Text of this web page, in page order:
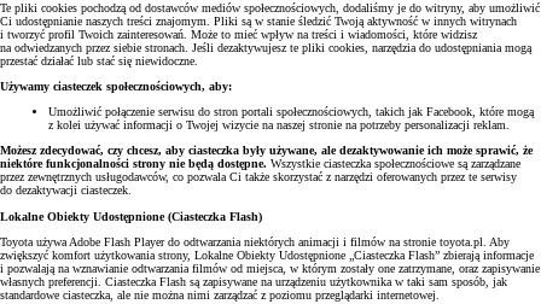
Te pliki cookies pochodzą od dostawców mediów społecznościowych, dodaliśmy je do witryny, aby umożliwić
Ci udostępnianie naszych treści znajomym. Pliki są w stanie śledzić Twoją aktywność w innych witrynach
i tworzyć profil Twoich zainteresowań. Może to mieć wpływ na treści i wiadomości, które widzisz
na odwiedzanych przez siebie stronach. Jeśli dezaktywujesz te pliki cookies, narzędzia do udostępniania mogą
przestać działać lub stać się niewidoczne.
Używamy ciasteczek społecznościowych, aby:
Umożliwić połączenie serwisu do stron portali społecznościowych, takich jak Facebook, które mogą
z kolei używać informacji o Twojej wizycie na naszej stronie na potrzeby personalizacji reklam.
Możesz zdecydować, czy chcesz, aby ciasteczka były używane, ale dezaktywowanie ich może sprawić, że
niektóre funkcjonalności strony nie będą dostępne. Wszystkie ciasteczka społecznościowe są zarządzane
przez zewnętrznych usługodawców, co pozwala Ci także skorzystać z narzędzi oferowanych przez te serwisy
do dezaktywacji ciasteczek.
Lokalne Obiekty Udostępnione (Ciasteczka Flash)
Toyota używa Adobe Flash Player do odtwarzania niektórych animacji i filmów na stronie toyota.pl. Aby
zwiększyć komfort użytkowania strony, Lokalne Obiekty Udostępnione „Ciasteczka Flash” zbierają informacje
i pozwalają na wznawianie odtwarzania filmów od miejsca, w którym zostały one zatrzymane, oraz zapisywanie
własnych preferencji. Ciasteczka Flash są zapisywane na urządzeniu użytkownika w taki sam sposób, jak
standardowe ciasteczka, ale nie można nimi zarządzać z poziomu przeglądarki internetowej.